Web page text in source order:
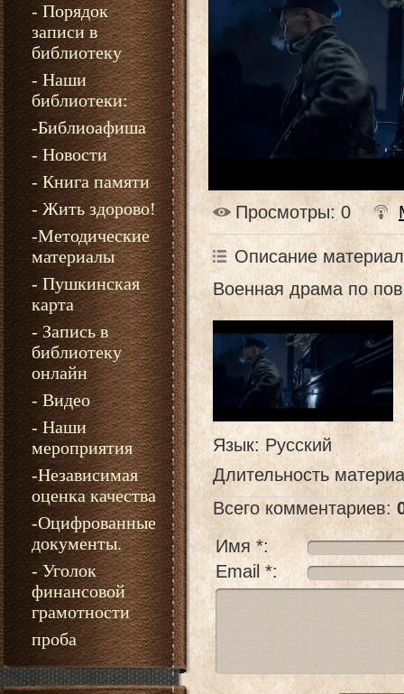
- Порядок
записи в
библиотеку
- Наши
библиотеки:
-Библиоафиша
- Новости
- Книга памяти
- Жить здорово!
-Методические
материалы
- Пушкинская
карта
- Запись в
библиотеку
онлайн
- Видео
- Наши
мероприятия
-Независимая
оценка качества
-Оцифрованные
документы.
- Уголок
финансовой
грамотности
проба
Просмотры: 0
Описание
Военная драма по
Язык: Русский
Длительность
Всего комментариев:
Имя *:
Email *: